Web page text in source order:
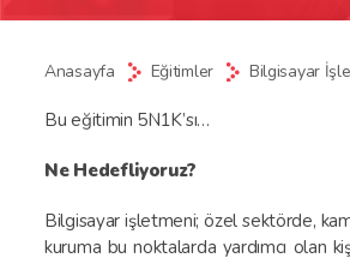
Anasayfa Eğitimler Bilgisayar
Bu eğitimin 5N1K’sı…
Ne Hedefliyoruz?
Bilgisayar işletmeni; özel sektörde,
kuruma bu noktalarda yardımcı olan